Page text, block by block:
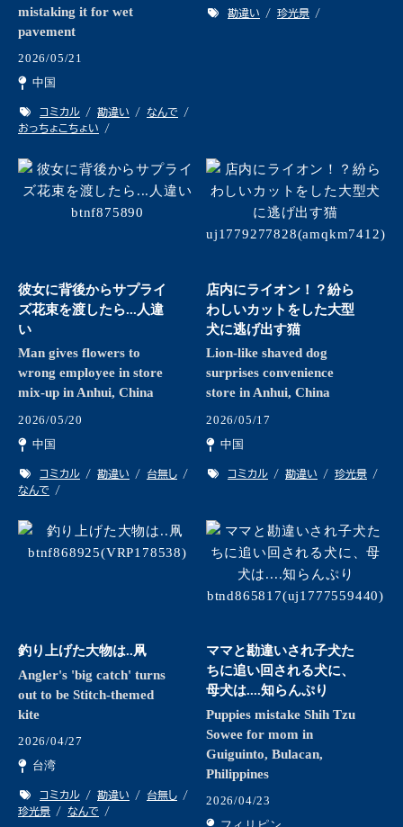
mistaking it for wet
pavement
2026/05/21
中国
コミカル 勘違い
なんで
おっちょこちょい
勘違い 珍光景
彼女に背後からサプライ
ズ花束を渡したら...人違
い
Man gives flowers to
wrong employee in store
mix-up in Anhui, China
2026/05/20
中国
コミカル 勘違い
台無し
なんで
店内にライオン！？紛ら
わしいカットをした大型
犬に逃げ出す猫
Lion-like shaved dog
surprises convenience
store in Anhui, China
2026/05/17
中国
コミカル 勘違い 珍光景
釣り上げた大物は..凧
Angler's 'big catch' turns
out to be Stitch-themed
kite
2026/04/27
台湾
コミカル 勘違い
台無し
珍光景
なんで
ママと勘違いされ子犬た
ちに追い回される犬に、
母犬は....知らんぷり
Puppies mistake Shih Tzu
Sowee for mom in
Guiguinto, Bulacan,
Philippines
2026/04/23